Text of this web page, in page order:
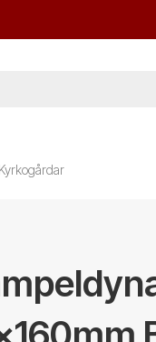
Kyrkogårdar